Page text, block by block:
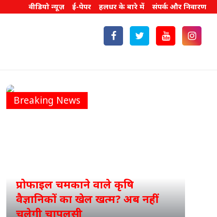
वीडियो न्यूज़ ई-पेपर हलधर के बारे में संपर्क और निवारण
Breaking News
प्रोफाइल चमकाने वाले कृषि
वैज्ञानिकों का खेल खत्म? अब नहीं
चलेगी चापलूसी